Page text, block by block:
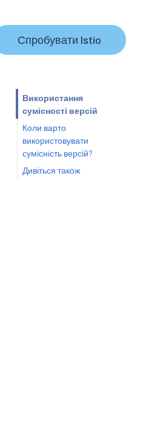
Спробувати Istio
Використання
сумісності версій
Коли варто
використовувати
сумісність версій?
Дивіться також